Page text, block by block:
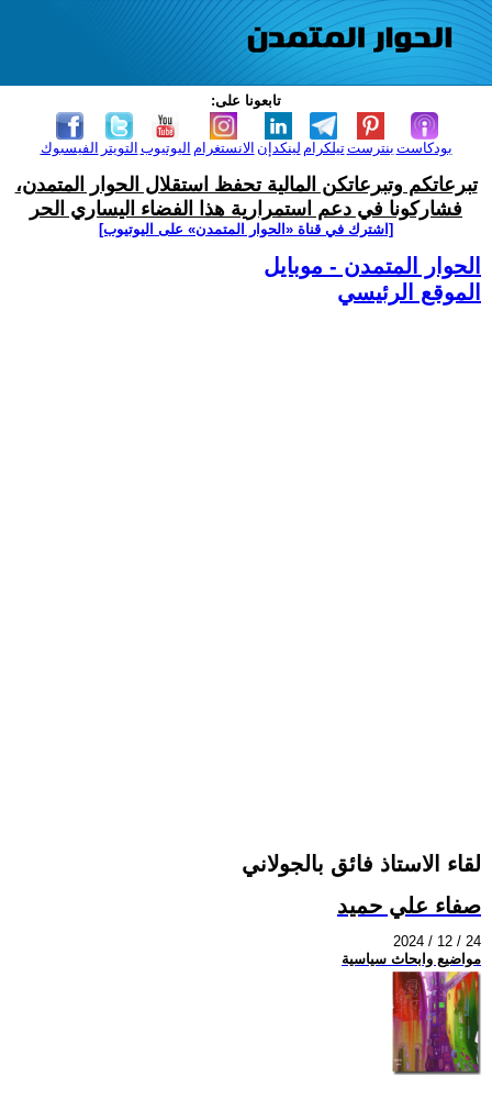
تابعونا على:
الفيسبوك التويتر اليوتيوب الانستغرام لينكدإن تيلكرامبنترست بودكاست
تبرعاتكم وتبرعاتكن المالية تحفظ استقلال الحوار المتمدن،
فشاركونا في دعم استمرارية هذا الفضاء اليساري الحر
[اشترك في قناة ‫«الحوار المتمدن» على اليوتيوب]
الحوار المتمدن - موبايل
الموقع الرئيسي
لقاء الاستاذ فائق بالجولاني
صفاء علي حميد
2024 / 12 / 24
مواضيع وابحاث سياسية